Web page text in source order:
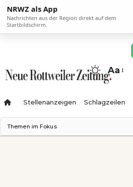
NRWZ als App
Nachrichten aus der Region direkt auf dem
Startbildschirm.
Aa
Stellenanzeigen Schlagzeilen
Themen im Fokus